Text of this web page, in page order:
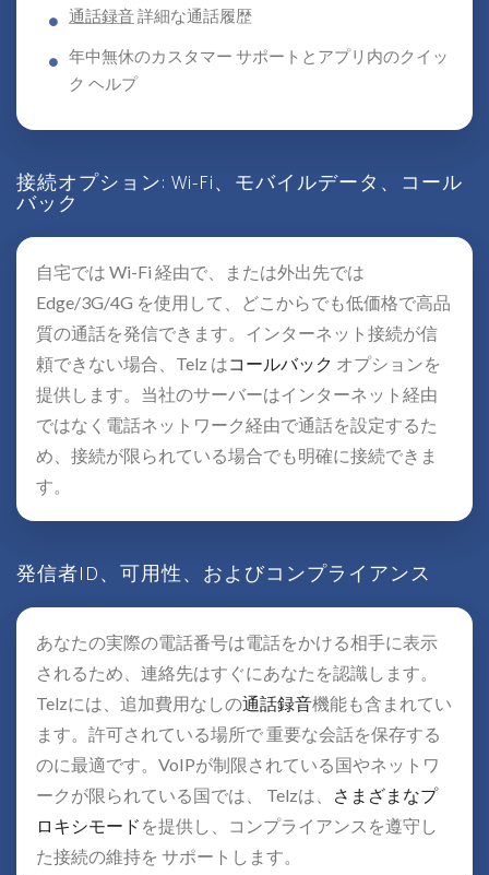
通話録音詳細な通話履歴
年中無休のカスタマー サポートとアプリ内のクイッ
ク ヘルプ
接続オプション: Wi-Fi、モバイルデータ、コール
バック
自宅では Wi-Fi 経由で、または外出先では
Edge/3G/4G を使用して、どこからでも低価格で高品
質の通話を発信できます。インターネット接続が信
頼できない場合、Telz はコールバック オプションを
提供します。当社のサーバーはインターネット経由
ではなく電話ネットワーク経由で通話を設定するた
め、接続が限られている場合でも明確に接続できま
す。
発信者ID、可用性、およびコンプライアンス
あなたの実際の電話番号は電話をかける相手に表示
されるため、連絡先はすぐにあなたを認識します。
Telzには、追加費用なしの通話録音機能も含まれてい
ます。許可されている場所で 重要な会話を保存する
のに最適です。VoIPが制限されている国やネットワ
ークが限られている国では、 Telzは、
さまざまなプ
ロキシモード を提供し、コンプライアンスを遵守し
た接続の維持を サポートします。